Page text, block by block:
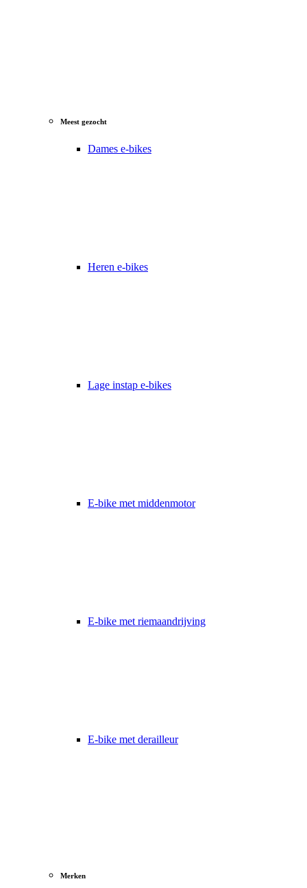
Meest gezocht
Dames e-bikes
Heren e-bikes
Lage instap e-bikes
E-bike met middenmotor
E-bike met riemaandrijving
E-bike met derailleur
Merken